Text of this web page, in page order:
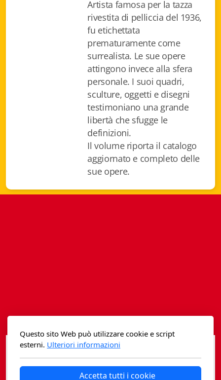
Artista famosa per la tazza
rivestita di pelliccia del 1936,
fu etichettata
prematuramente come
surrealista. Le sue opere
attingono invece alla sfera
personale. I suoi quadri,
sculture, oggetti e disegni
testimoniano una grande
libertà che sfugge le
definizioni.
Il volume riporta il catalogo
aggiornato e completo delle
sue opere.
Questo sito Web può utilizzare cookie e script
esterni. Ulteriori informazioni
Accetta tutti i cookie
EJO- European Journalism Observatory
iQuaderni - fondazioneculturalecollinadoro
Istituzioni - Società - Cittadini
Jus Helveticum
Testi scolastici
Varia
Fidia edizioni d'arte